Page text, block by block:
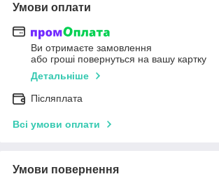
Умови оплати
Ви отримаєте замовлення
або гроші повернуться на вашу картку
Детальніше
Післяплата
Всі умови оплати
Умови повернення